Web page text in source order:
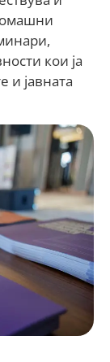
кои ја
и јавната